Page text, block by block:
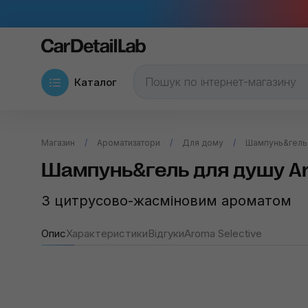
Каталог
Магазин Ароматизатори Для дому
Шампунь&гель для душу
З цитрусово-жасміновим ароматом
ОписХарактеристикиВідгукиAroma Selective